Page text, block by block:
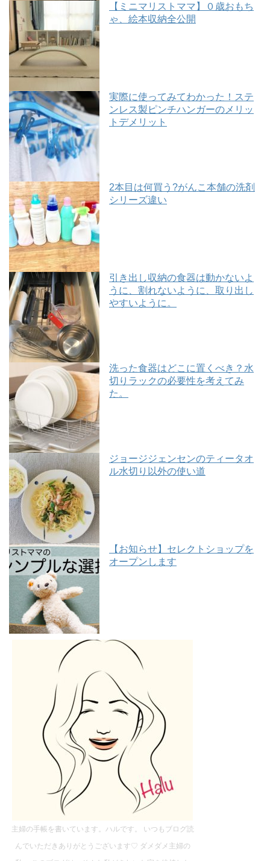
【ミニマリストママ】０歳おもち
ゃ、絵本収納全公開
実際に使ってみてわかった！ステ
ンレス製ピンチハンガーのメリッ
トデメリット
2本目は何買う?がんこ本舗の洗剤
シリーズ違い
引き出し収納の食器は動かないよ
うに、割れないように、取り出し
やすいように。
洗った食器はどこに置くべき？水
切りラックの必要性を考えてみ
た。
ジョージジェンセンのティータオ
ル水切り以外の使い道
【お知らせ】セレクトショップを
オープンします
主婦の手帳を書いています。ハルです。 いつもブログ読
んでいただきありがとうございます♡ ダメダメ主婦の